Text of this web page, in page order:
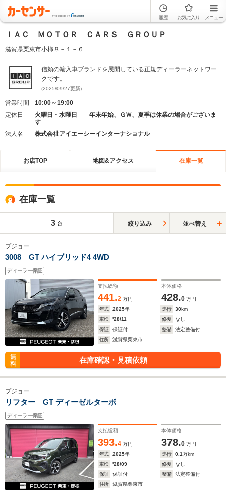
履歴 お気に入り メニュー
ＩＡＣ ＭＯＴＯＲ ＣＡＲＳ ＧＲＯＵＰ
滋賀県栗東市小柿８－１－６
信頼の輸入車ブランドを展開している正規ディーラーネットワー
クです。
(2025/09/27更新)
営業時間
10:00～19:00
定休日
火曜日・水曜日 年末年始、ＧＷ、夏季は休業の場合がございま
す
法人名
株式会社アイエーシーインターナショナル
お店TOP 地図&アクセス 在庫一覧
在庫一覧
3 台 絞り込み 並べ替え
プジョー
3008 GT ハイブリッド4 4WD
ディーラー保証
支払総額
441.2 万円
本体価格
428.0 万円
年式
2025年 走行 30km
車検
'28/11 修復
なし
保証
保証付 整備
法定整備付
住所
滋賀県栗東市
無
料
在庫確認・見積依頼
プジョー
リフター GT ディーゼルターボ
ディーラー保証
支払総額
393.4 万円
本体価格
378.0 万円
年式
2025年 走行 0.1万km
車検
'28/09 修復
なし
保証
保証付 整備
法定整備付
住所
滋賀県栗東市